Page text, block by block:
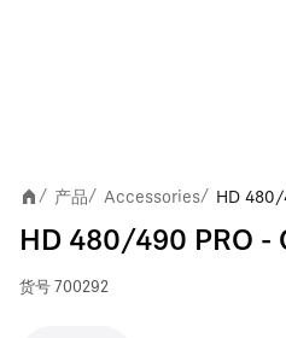
/ 产品/ Accessories/ HD 480/
HD 480/490 PRO -
货号 700292